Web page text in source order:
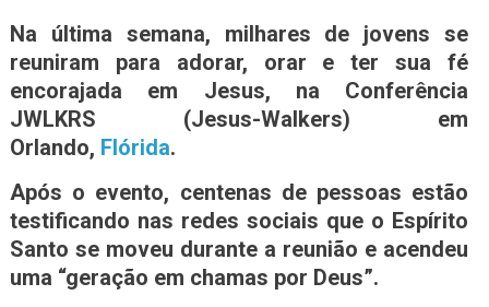
Na última semana, milhares de jovens se
reuniram para adorar, orar e ter sua fé
encorajada em Jesus, na Conferência
JWLKRS (Jesus-Walkers) em
Orlando, Flórida.
Após o evento, centenas de pessoas estão
testificando nas redes sociais que o Espírito
Santo se moveu durante a reunião e acendeu
uma “geração em chamas por Deus”.